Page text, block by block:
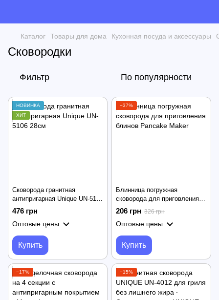
Каталог Товары для дома Кухонная посуда и аксессуары
Сковородки
Фильтр По популярности
НОВИНКА
ХИТ
Сковорода гранитная
антипригарная Unique UN-5106
28см
476 грн
Оптовые цены
Купить
−37%
Блинница погружная
сковорода для приговления
блинов Pancake Maker
206 грн 326 грн
Оптовые цены
Купить
−17% −15%